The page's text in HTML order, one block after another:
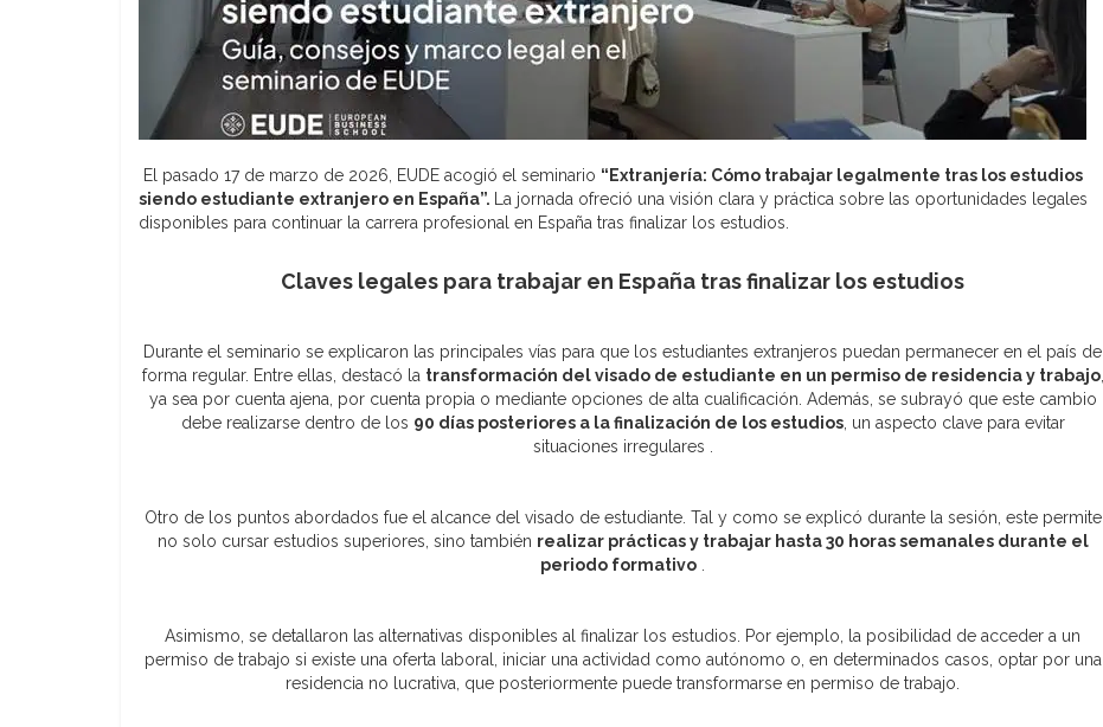
El pasado 17 de marzo de 2026, EUDE acogió el seminario “Extranjería: Cómo trabajar legalmente tras los estudios
siendo estudiante extranjero en España”.
La jornada ofreció una visión clara y práctica sobre las oportunidades legales
disponibles para continuar la carrera profesional en España tras finalizar los estudios.
Claves legales para trabajar en España tras finalizar los estudios
Durante el seminario se explicaron las principales vías para que los estudiantes extranjeros puedan permanecer en el país de
forma regular. Entre ellas, destacó la transformación del visado de estudiante en un permiso de residencia y trabajo,
ya sea por cuenta ajena, por cuenta propia o mediante opciones de alta cualificación. Además, se subrayó que este cambio
debe realizarse dentro de los 90 días posteriores a la finalización de los estudios, un aspecto clave para evitar
situaciones irregulares .
Otro de los puntos abordados fue el alcance del visado de estudiante. Tal y como se explicó durante la sesión, este permite
no solo cursar estudios superiores, sino también realizar prácticas y trabajar hasta 30 horas semanales durante el
periodo formativo
Asimismo, se detallaron las alternativas disponibles al finalizar los estudios. Por ejemplo, la posibilidad de acceder a un
permiso de trabajo si existe una oferta laboral, iniciar una actividad como autónomo o, en determinados casos, optar por una
residencia no lucrativa, que posteriormente puede transformarse en permiso de trabajo.